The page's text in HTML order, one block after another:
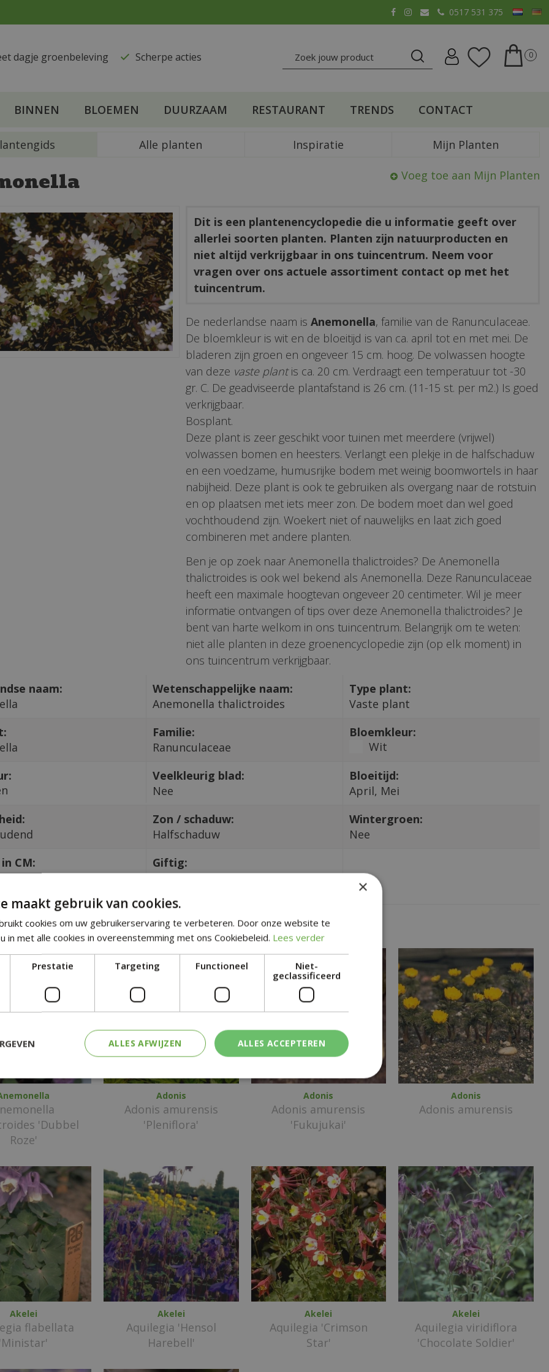
0517 531 375
dagje groenbeleving ​Scherpe acties
BINNEN BLOEMEN DUURZAAM RESTAURANT TRENDS CONTACT
Alle planten Inspiratie Mijn Planten
Voeg toe aan Mijn Planten
Dit is een plantenencyclopedie die u informatie geeft over
allerlei soorten planten. Planten zijn natuurproducten en
niet altijd verkrijgbaar in ons tuincentrum. Neem voor
vragen over ons actuele assortiment contact op met het
tuincentrum.
De nederlandse naam isAnemonella, familie van de Ranunculaceae.
De bloemkleur is wit en de bloeitijd is van ca. april tot en met mei. De
bladeren zijn groen en ongeveer 15 cm. hoog. De volwassen hoogte
van deze vaste plantis ca. 20 cm. Verdraagt een temperatuur tot -30
gr. C. De geadviseerde plantafstand is 26 cm. (11-15 st. per m2.) Is goed
verkrijgbaar.
Bosplant.
Deze plant is zeer geschikt voor tuinen met meerdere (vrijwel)
volwassen bomen en heesters. Verlangt een plekje in de halfschaduw
en een voedzame, humusrijke bodem met weinig boomwortels in haar
nabijheid. Deze plant is ook te gebruiken als overgang naar de rotstuin
en op plaatsen met iets meer zon. De bodem moet dan wel goed
vochthoudend zijn. Woekert niet of nauwelijks en laat zich goed
combineren met andere planten.
Ben je op zoek naar Anemonella thalictroides? De Anemonella
thalictroides is ook wel bekend als Anemonella. Deze Ranunculaceae
heeft een maximale hoogtevan ongeveer 20 centimeter. Wil je meer
informatie ontvangen of tips over deze Anemonella thalictroides? Je
bent van harte welkom in ons tuincentrum. Belangrijk om te weten:
niet alle planten in deze groenencyclopedie zijn (op elk moment) in
ons tuincentrum verkrijgbaar.
naam:
Wetenschappelijke naam:
Anemonella thalictroides
Type plant:
Vaste plant
Familie:
Ranunculaceae
Bloemkleur:
Wit
Veelkleurig blad:
Nee
Bloeitijd:
April, Mei
Zon / schaduw:
Halfschaduw
Wintergroen:
Nee
CM:
Giftig:
Nee
planten
'Dubbel
Roze'
Adonis
Adonis amurensis
'Pleniflora'
Adonis
Adonis amurensis
'Fukujukai'
Adonis
Adonis amurensis
Akelei
flabellata
'Ministar'
Akelei
Aquilegia 'Hensol
Harebell'
Akelei
Aquilegia 'Crimson
Star'
Akelei
Aquilegia viridiflora
'Chocolate Soldier'
×
maakt gebruik van cookies.
cookies om uw gebruikerservaring te verbeteren. Door onze website te
in met alle cookies in overeenstemming met ons Cookiebeleid. Lees verder
Prestatie Targeting Functioneel
Niet-
geclassificeerd
ALLES ACCEPTEREN
ALLES AFWIJZEN